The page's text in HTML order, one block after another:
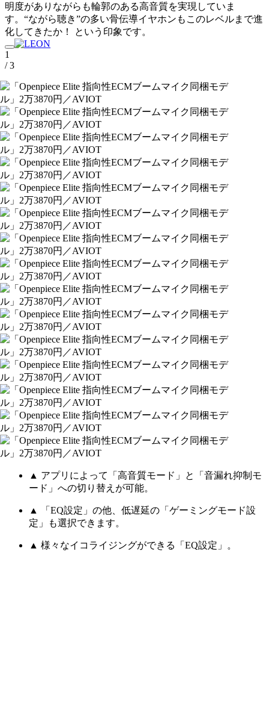
明度がありながらも輪郭のある高音質を実現していま
す。“ながら聴き”の多い骨伝導イヤホンもこのレベルまで進
化してきたか！ という印象です。
1
/ 3
▲ アプリによって「高音質モード」と「音漏れ抑制モ
ード」への切り替えが可能。
▲ 「EQ設定」の他、低遅延の「ゲーミングモード設
定」も選択できます。
▲ 様々なイコライジングができる「EQ設定」。